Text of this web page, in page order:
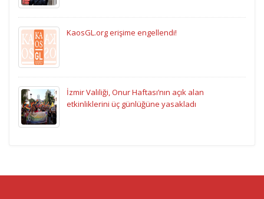
KaosGL.org erişime engellendi!
İzmir Valiliği, Onur Haftası’nın açık alan
etkinliklerini üç günlüğüne yasakladı